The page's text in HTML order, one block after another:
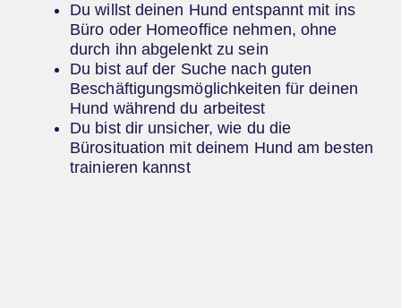
Du willst deinen Hund entspannt mit ins
Büro oder Homeoffice nehmen, ohne
durch ihn abgelenkt zu sein
Du bist auf der Suche nach guten
Beschäftigungsmöglichkeiten für deinen
Hund während du arbeitest
Du bist dir unsicher, wie du die
Bürosituation mit deinem Hund am besten
trainieren kannst